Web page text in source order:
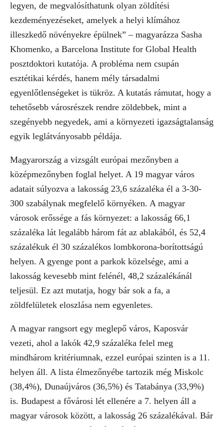
legyen, de megvalósíthatunk olyan zöldítési
kezdeményezéseket, amelyek a helyi klímához
illeszkedő növényekre épülnek” – magyarázza Sasha
Khomenko, a Barcelona Institute for Global Health
posztdoktori kutatója. A probléma nem csupán
esztétikai kérdés, hanem mély társadalmi
egyenlőtlenségeket is tükröz. A kutatás rámutat, hogy a
tehetősebb városrészek rendre zöldebbek, mint a
szegényebb negyedek, ami a környezeti igazságtalanság
egyik leglátványosabb példája.
Magyarország a vizsgált európai mezőnyben a
középmezőnyben foglal helyet. A 19 magyar város
adatait súlyozva a lakosság 23,6 százaléka él a 3-30-
300 szabálynak megfelelő környéken. A magyar
városok erőssége a fás környezet: a lakosság 66,1
százaléka lát legalább három fát az ablakából, és 52,4
százalékuk él 30 százalékos lombkorona-borítottságú
helyen. A gyenge pont a parkok közelsége, ami a
lakosság kevesebb mint felénél, 48,2 százalékánál
teljesül. Ez azt mutatja, hogy bár sok a fa, a
zöldfelületek eloszlása nem egyenletes.
A magyar rangsort egy meglepő város, Kaposvár
vezeti, ahol a lakók 42,9 százaléka felel meg
mindhárom kritériumnak, ezzel európai szinten is a 11.
helyen áll. A lista élmezőnyébe tartozik még Miskolc
(38,4%), Dunaújváros (36,5%) és Tatabánya (33,9%)
is. Budapest a fővárosi lét ellenére a 7. helyen áll a
magyar városok között, a lakosság 26 százalékával. Bár